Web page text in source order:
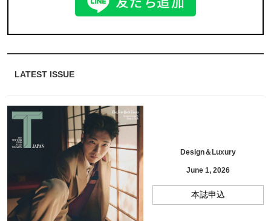
LATEST ISSUE
Design＆Luxury
June 1, 2026
本誌申込